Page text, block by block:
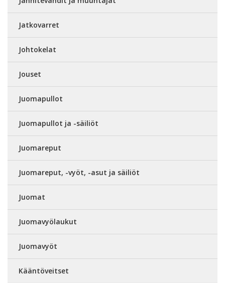
Jatkovarret
Johtokelat
Jouset
Juomapullot
Juomapullot ja -säiliöt
Juomareput
Juomareput, -vyöt, -asut ja säiliöt
Juomat
Juomavyölaukut
Juomavyöt
Kääntöveitset